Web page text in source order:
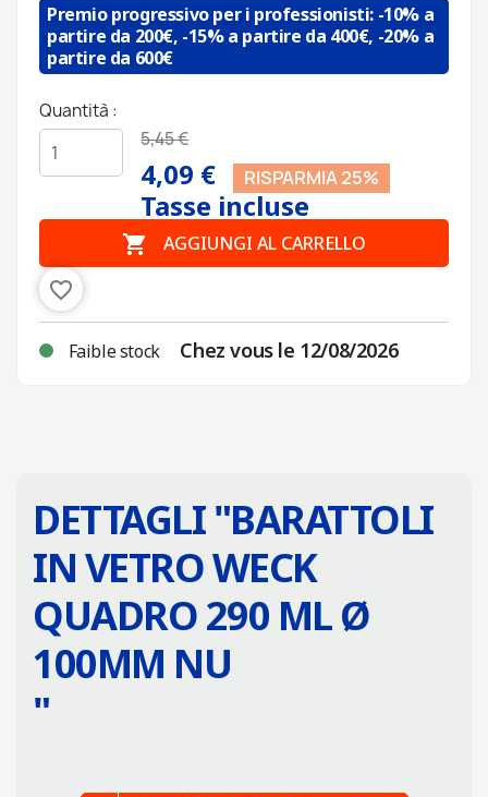
Premio progressivo per i professionisti: -10% a
partire da 200€, -15% a partire da 400€, -20% a
partire da 600€
Quantità :
5,45 €
4,09 € RISPARMIA 25%
Tasse incluse
 AGGIUNGI AL CARRELLO
favorite_border
Faible stock Chez vous le 12/08/2026
DETTAGLI "BARATTOLI
IN VETRO WECK
QUADRO 290 ML Ø
100MM NU
"